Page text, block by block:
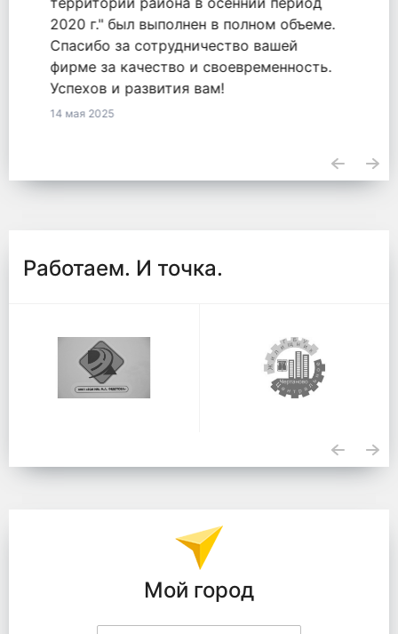
2771548855820000050 от 18.09.2020.
23 апреля 2025
Работаем. И точка.
Мой город